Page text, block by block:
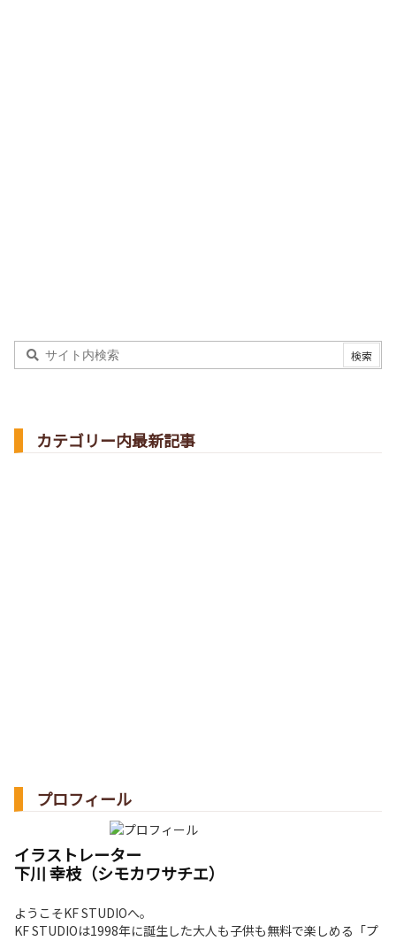
カテゴリー内最新記事
プロフィール
イラストレーター
下川 幸枝（シモカワサチエ）
ようこそKF STUDIOへ。
KF STUDIOは1998年に誕生した大人も子供も無料で楽しめる「プ